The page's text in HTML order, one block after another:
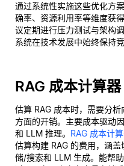
通过系统性实施这些优化方
确率、资源利用率等维度获
议定期进行压力测试与架构
系统在技术发展中始终保持竞
RAG 成本计算器
估算 RAG 成本时，需要分
方面的开销。主要成本驱动
和 LLM 推理。 RAG 成本计
估算构建 RAG 的费用，涵
储/搜索和 LLM 生成。能帮